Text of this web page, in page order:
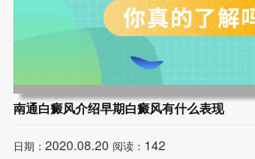
南通白癜风介绍早期白癜风有什么表现
日期： 2020.08.20 阅读： 142